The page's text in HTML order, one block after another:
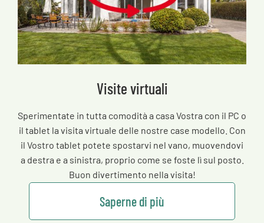
Visite virtuali
Sperimentate in tutta comodità a casa Vostra con il PC o
il tablet la visita virtuale delle nostre case modello. Con
il Vostro tablet potete spostarvi nel vano, muovendovi
a destra e a sinistra, proprio come se foste lì sul posto.
Buon divertimento nella visita!
Saperne di più